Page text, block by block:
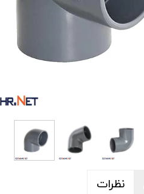
پکیج تصفیه آب استخر
تجهیزات جانبی جکوزی و سونا
تجهیزات ضدعفونی آب استخر
بلوئرهای جکوزی
دایو و سرسره استخر
تخت و سایبان کنار استخر
مخزن تعادل استخر
نظرات